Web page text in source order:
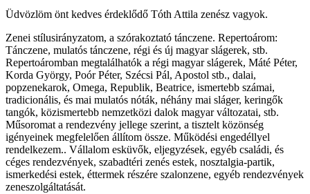
Üdvözlöm önt kedves érdeklődő Tóth Attila zenész vagyok.
Zenei stílusirányzatom, a szórakoztató tánczene. Repertoárom:
Tánczene, mulatós tánczene, régi és új magyar slágerek, stb.
Repertoáromban megtalálhatók a régi magyar slágerek, Máté Péter,
Korda György, Poór Péter, Szécsi Pál, Apostol stb., dalai,
popzenekarok, Omega, Republik, Beatrice, ismertebb számai,
tradicionális, és mai mulatós nóták, néhány mai sláger, keringők
tangók, közismertebb nemzetközi dalok magyar változatai, stb.
Műsoromat a rendezvény jellege szerint, a tisztelt közönség
igényeinek megfelelően állítom össze. Működési engedéllyel
rendelkezem.. Vállalom esküvők, eljegyzések, egyéb családi, és
céges rendezvények, szabadtéri zenés estek, nosztalgia-partik,
ismerkedési estek, éttermek részére szalonzene, egyéb rendezvények
zeneszolgáltatását.